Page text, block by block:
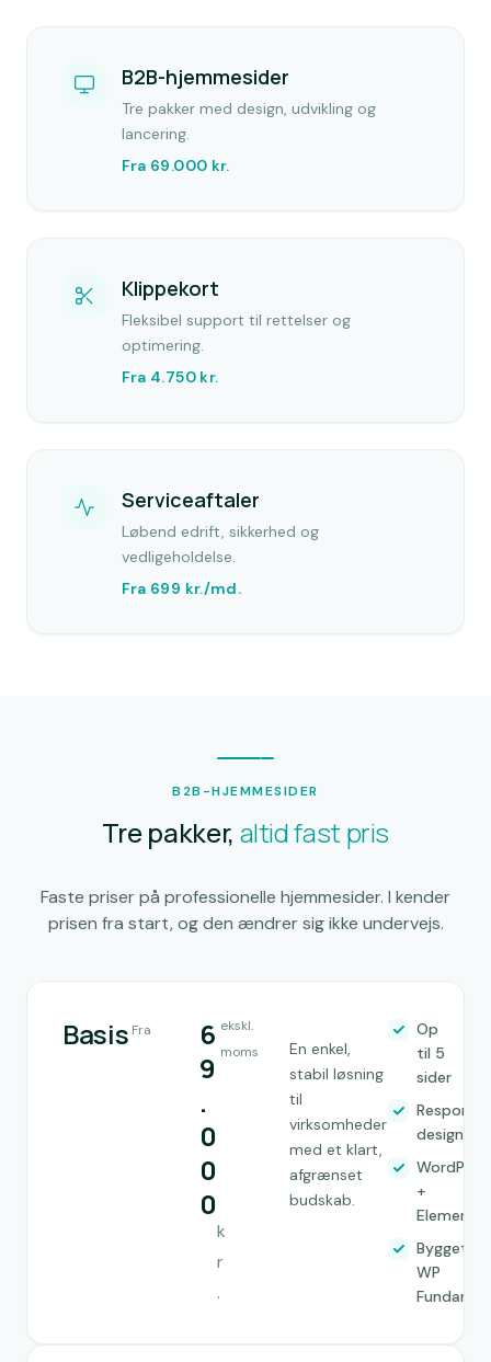
B2B-hjemmesider
Tre pakker med design, udvikling og
lancering.
Fra 69.000 kr.
Klippekort
Fleksibel support til rettelser og
optimering.
Fra 4.750kr.
Serviceaftaler
Løbend edrift, sikkerhed og
vedligeholdelse.
Fra 699 kr./md.
B2B-HJEMMESIDER
Tre pakker, altid fast pris
Faste priser på professionelle hjemmesider. I kender
prisen fra start, og den ændrer sig ikke undervejs.
Basis Fra
6
9
.
0
0
0
k
r
.
ekskl.
moms
En enkel,
stabil løsning
til
virksomheder
med et klart,
afgrænset
budskab.
Op
til 5
sider
design
+
Elementor
Bygget på
WP